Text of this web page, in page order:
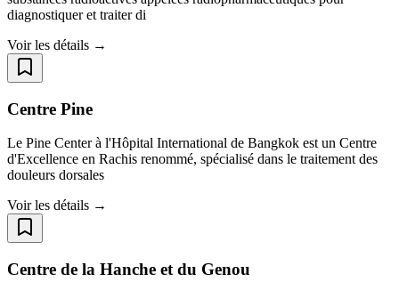
diagnostiquer et traiter di
Voir les détails →
Centre Pine
Le Pine Center à l'Hôpital International de Bangkok est un Centre
d'Excellence en Rachis renommé, spécialisé dans le traitement des
douleurs dorsales
Voir les détails →
Centre de la Hanche et du Genou